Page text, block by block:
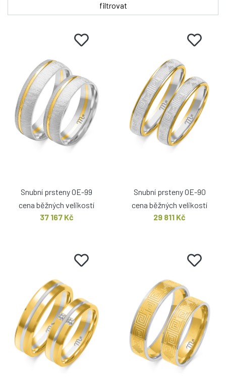
filtrovat
Snubní prsteny OE-99
cena běžných velikostí
37 167 Kč
Snubní prsteny OE-90
cena běžných velikostí
29 811 Kč